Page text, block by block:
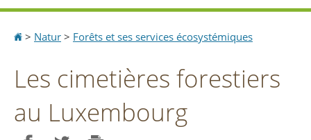
Accueil
> Natur > Forêts et ses services écosystémiques
Les cimetières forestiers
au Luxembourg